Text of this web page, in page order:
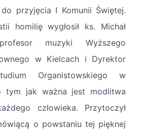
przyjęcia I Komunii Świętej.
homilię wygłosił ks. Michał
muzyki Wyższego
w Kielcach i Dyrektor
Organistowskiego w
tym jak ważna jest modlitwa
człowieka. Przytoczył
o powstaniu tej pięknej